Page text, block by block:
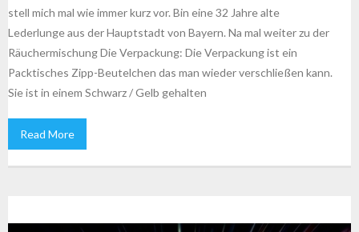
stell mich mal wie immer kurz vor. Bin eine 32 Jahre alte
Lederlunge aus der Hauptstadt von Bayern. Na mal weiter zu der
Räuchermischung Die Verpackung: Die Verpackung ist ein
Packtisches Zipp-Beutelchen das man wieder verschließen kann.
Sie ist in einem Schwarz / Gelb gehalten
Read More